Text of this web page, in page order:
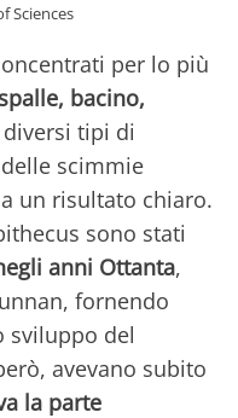
Sciences
per lo più
bacino,
diversi tipi di
scimmie
un risultato chiaro.
sono stati
anni Ottanta,
fornendo
sviluppo del
avevano subito
la parte